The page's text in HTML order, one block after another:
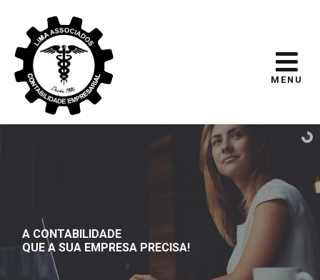
MENU
A CONTABILIDADE
QUE A SUA EMPRESA PRECISA!